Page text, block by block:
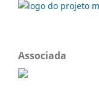
Associada